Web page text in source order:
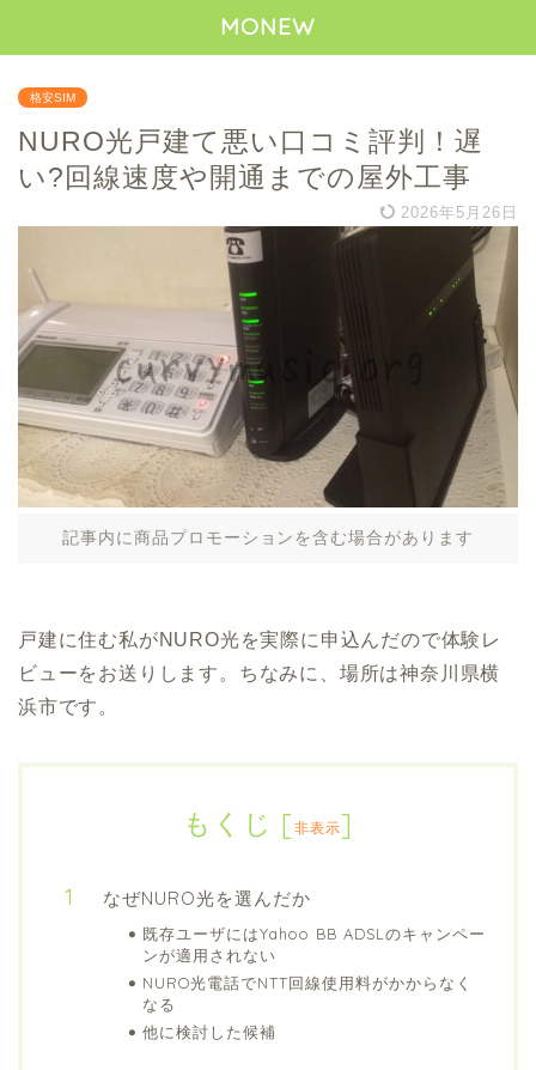
MONEW
格安SIM
NURO光戸建て悪い口コミ評判！遅
い?回線速度や開通までの屋外工事
2026年5月26日
記事内に商品プロモーションを含む場合があります
戸建に住む私がNURO光を実際に申込んだので体験レ
ビューをお送りします。ちなみに、場所は神奈川県横
浜市です。
もくじ [非表示]
なぜNURO光を選んだか
既存ユーザにはYahoo BB ADSLのキャンペー
ンが適用されない
NURO光電話でNTT回線使用料がかからなく
なる
他に検討した候補